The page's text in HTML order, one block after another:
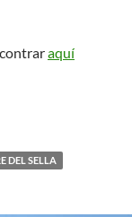
aquí
DEL SELLA